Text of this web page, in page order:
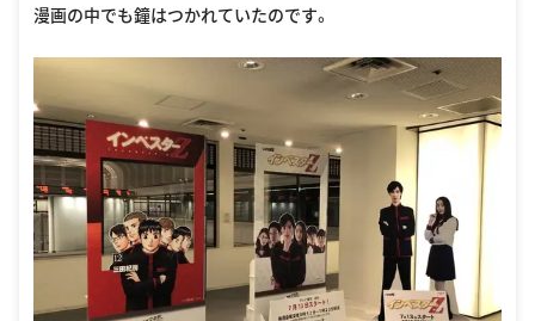
漫画の中でも鐘はつかれていたのです。